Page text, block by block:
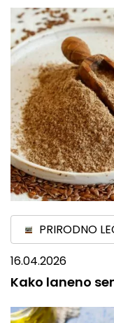
PRIRODNO
16.04.2026
Kako laneno